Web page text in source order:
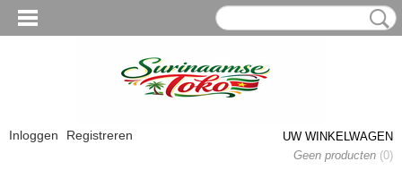
Inloggen Registreren
UW WINKELWAGEN
Geen producten (0)